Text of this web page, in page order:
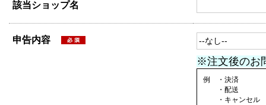
該当ショップ名
申告内容
※注文後のお
例 ・決済
・配送
・キャンセル